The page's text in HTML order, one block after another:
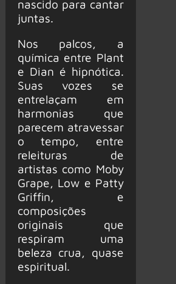
nascido para cantar
juntas.
Nos palcos, a
química entre Plant
e Dian é hipnótica.
Suas vozes se
entrelaçam em
harmonias que
parecem atravessar
o tempo, entre
releituras de
artistas como Moby
Grape, Low e Patty
Griffin, e
composições
originais que
respiram uma
beleza crua, quase
espiritual.